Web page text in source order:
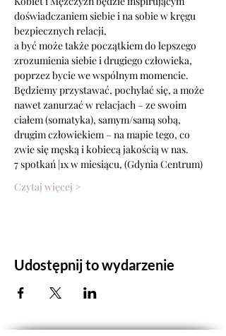
doświadczaniem siebie i na sobie w kręgu
bezpiecznych relacji,
a być może także początkiem do lepszego
zrozumienia siebie i drugiego człowieka,
poprzez bycie we wspólnym momencie.
Będziemy przystawać, pochylać się, a może
nawet zanurzać w relacjach – ze swoim
ciałem (somatyka), samym/samą sobą,
drugim człowiekiem – na mapie tego, co
zwie się męską i kobiecą jakością w nas.
7 spotkań |1x w miesiącu, (Gdynia Centrum)
Czytaj więcej >
Udostępnij to wydarzenie